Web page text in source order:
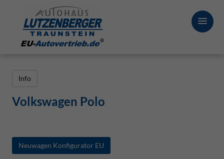
Info
Volkswagen Polo
Neuwagen Konfigurator EU